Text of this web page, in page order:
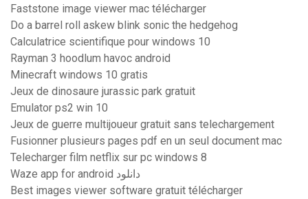
Faststone image viewer mac télécharger
Do a barrel roll askew blink sonic the hedgehog
Calculatrice scientifique pour windows 10
Rayman 3 hoodlum havoc android
Minecraft windows 10 gratis
Jeux de dinosaure jurassic park gratuit
Emulator ps2 win 10
Jeux de guerre multijoueur gratuit sans telechargement
Fusionner plusieurs pages pdf en un seul document mac
Telecharger film netflix sur pc windows 8
Waze app for android دانلود
Best images viewer software gratuit télécharger